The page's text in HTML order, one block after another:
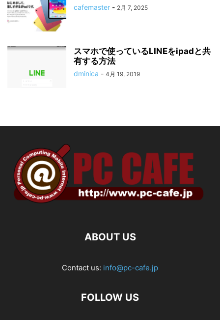
cafemaster - 2月 7, 2025
スマホで使っているLINEをipadと共
有する方法
dminica - 4月 19, 2019
ABOUT US
Contact us: info@pc-cafe.jp
FOLLOW US